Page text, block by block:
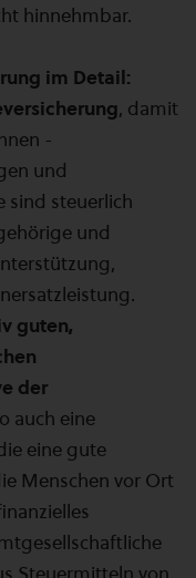
hinnehmbar.
im Detail:
, damit
-
und
sind steuerlich
und
guten,
der
auch eine
eine gute
Menschen vor Ort